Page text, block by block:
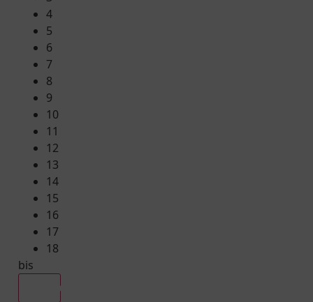
4
5
6
7
8
9
10
11
12
13
14
15
16
17
18
bis